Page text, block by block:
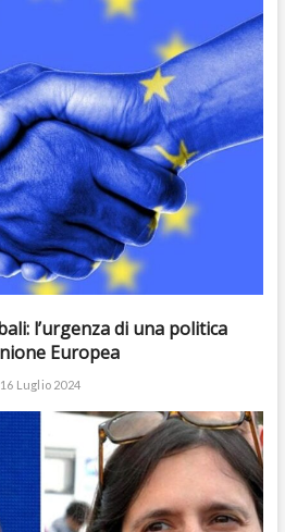
l’urgenza di una politica
Europea
Luglio 2024